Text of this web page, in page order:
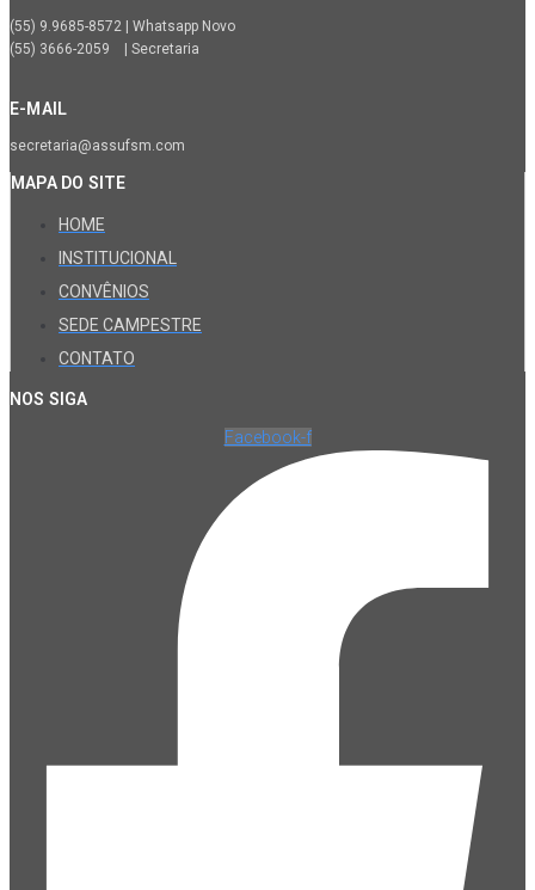
(55) 9.9685-8572 | Whatsapp Novo
(55) 3666-2059 | Secretaria
E-MAIL
secretaria@assufsm.com
MAPA DO SITE
HOME
INSTITUCIONAL
CONVÊNIOS
SEDE CAMPESTRE
CONTATO
NOS SIGA
Facebook-f